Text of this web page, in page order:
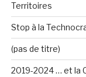
Territoires
Stop à la
(pas de titre)
2019-2024 … et la